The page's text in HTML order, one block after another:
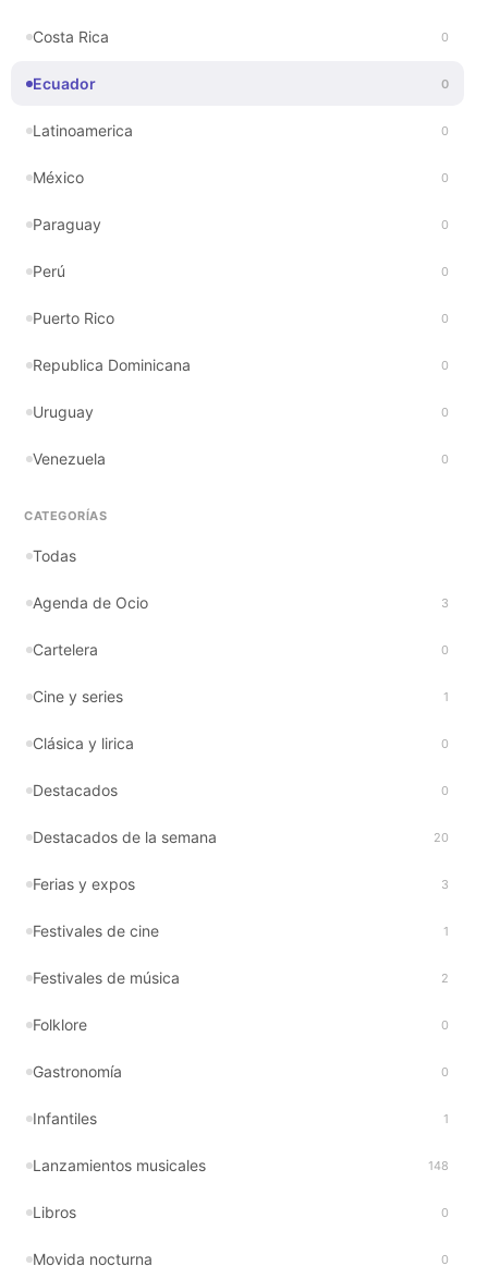
Costa Rica 0
Ecuador 0
Latinoamerica 0
México 0
Paraguay 0
Perú 0
Puerto Rico 0
Republica Dominicana 0
Uruguay 0
Venezuela 0
CATEGORÍAS
Todas
Agenda de Ocio 3
Cartelera 0
Cine y series 1
Clásica y lirica 0
Destacados 0
Destacados de la semana 20
Ferias y expos 3
Festivales de cine 1
Festivales de música 2
Folklore 0
Gastronomía 0
Infantiles 1
Lanzamientos musicales 148
Libros 0
Movida nocturna 0